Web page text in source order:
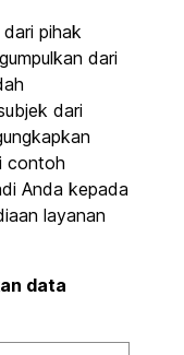
pihak
dari
dari
contoh
Anda kepada
layanan
data